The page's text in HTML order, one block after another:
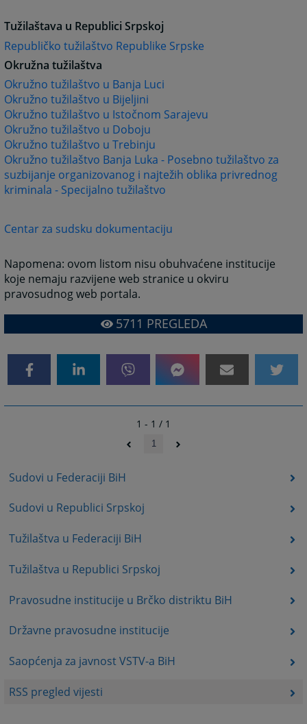
Sudovi u Federaciji BiH
Sudovi u Republici Srpskoj
Tužilaštva u Federaciji BiH
Tužilaštva u Republici Srpskoj
Pravosudne institucije u Brčko distriktu BiH
Državne pravosudne institucije
Saopćenja za javnost VSTV-a BiH
RSS pregled vijesti
Tužilaštava u Republici Srpskoj
Republičko tužilaštvo Republike Srpske
Okružna tužilaštva
Okružno tužilaštvo u Banja Luci
Okružno tužilaštvo u Bijeljini
Okružno tužilaštvo u Istočnom Sarajevu
Okružno tužilaštvo u Doboju
Okružno tužilaštvo u Trebinju
Okružno tužilaštvo Banja Luka - Posebno tužilaštvo za
suzbijanje organizovanog i najtežih oblika privrednog
kriminala - Specijalno tužilaštvo
Centar za sudsku dokumentaciju
Napomena: ovom listom nisu obuhvaćene institucije
koje nemaju razvijene web stranice u okviru
pravosudnog web portala.
5711 PREGLEDA
1 - 1 / 1
1